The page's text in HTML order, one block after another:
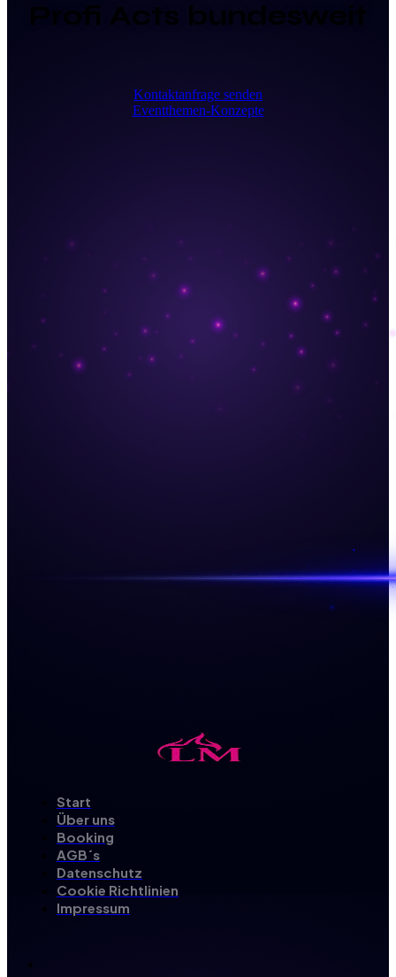
Profi Acts bundesweit
Kontaktanfrage senden
Eventthemen-Konzepte
Start
Über uns
Booking
AGB´s
Datenschutz
Cookie Richtlinien
Impressum